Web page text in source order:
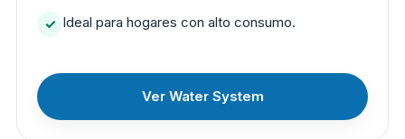
Ideal para hogares con alto consumo.
Ver Water System